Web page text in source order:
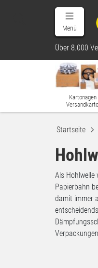
Menü
Über 8.000
Kartonagen
Startseite
Als Hohlwelle
Papierbahn
damit immer